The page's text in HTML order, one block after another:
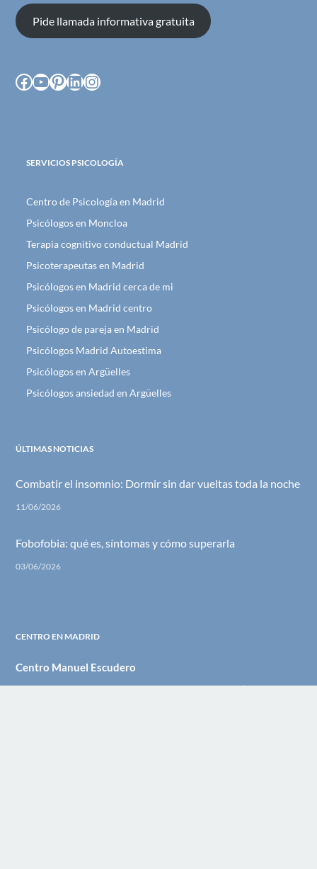
Pide llamada informativa gratuita
Facebook
YouTube
Pinterest
LinkedIn
Instagram
SERVICIOS PSICOLOGÍA
Centro de Psicología en Madrid
Psicólogos en Moncloa
Terapia cognitivo conductual Madrid
Psicoterapeutas en Madrid
Psicólogos en Madrid cerca de mi
Psicólogos en Madrid centro
Psicólogo de pareja en Madrid
Psicólogos Madrid Autoestima
Psicólogos en Argüelles
Psicólogos ansiedad en Argüelles
ÚLTIMAS NOTICIAS
Combatir el insomnio: Dormir sin dar vueltas toda la noche
11/06/2026
Fobofobia: qué es, síntomas y cómo superarla
03/06/2026
CENTRO EN MADRID
Centro Manuel Escudero
Calle Ferraz 31 – 1A 28008 Madrid (Argüelles)